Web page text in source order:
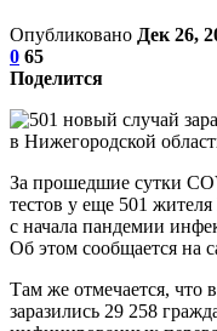
Опубликовано Дек 26,
0 65
Поделится
За прошедшие сутки
тестов у еще 501
с начала пандемии
Об этом сообщается на
Там же отмечается, что
заразились 29 258